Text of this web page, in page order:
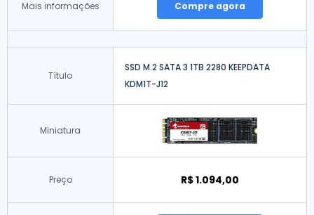
Mais informações Compre agora
Título
SSD M.2 SATA 3 1TB 2280 KEEPDATA
KDM1T-J12
Miniatura
Preço R$ 1.094,00